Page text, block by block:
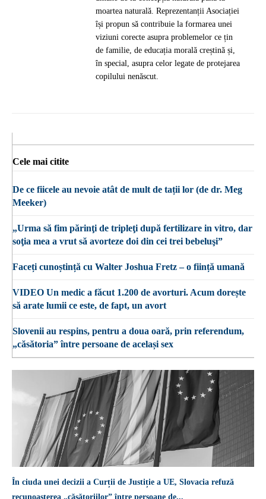
moartea naturală. Reprezentanții Asociației
își propun să contribuie la formarea unei
viziuni corecte asupra problemelor ce țin
de familie, de educația morală creștină și,
în special, asupra celor legate de protejarea
copilului nenăscut.
În ciuda unei decizii a Curții de Justiție a UE, Slovacia refuză
recunoașterea „căsătoriilor” între persoane de...
Cele mai citite
De ce fiicele au nevoie atât de mult de tații lor (de dr. Meg
Meeker)
„Urma să fim părinţi de tripleţi după fertilizare in vitro, dar
soţia mea a vrut să avorteze doi din cei trei bebeluşi”
Faceți cunoștință cu Walter Joshua Fretz – o ființă umană
VIDEO Un medic a făcut 1.200 de avorturi. Acum dorește
să arate lumii ce este, de fapt, un avort
Slovenii au respins, pentru a doua oară, prin referendum,
„căsătoria” între persoane de același sex